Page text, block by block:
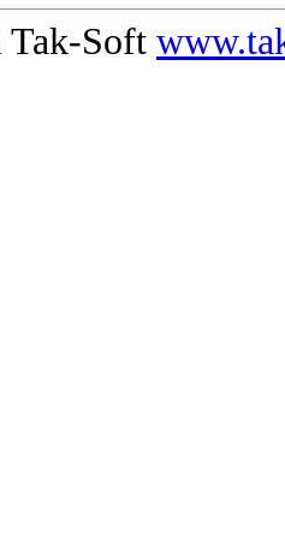
Soft